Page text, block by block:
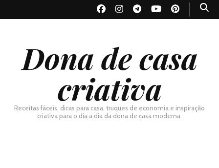
Dona de casa
criativa
Receitas fáceis, dicas para casa, truques de economia e inspiração
criativa para o dia a dia da dona de casa moderna.